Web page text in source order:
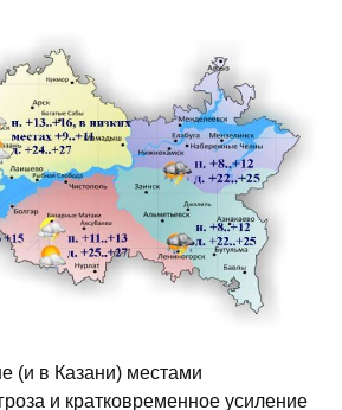
(и в Казани) местами
и кратковременное усиление